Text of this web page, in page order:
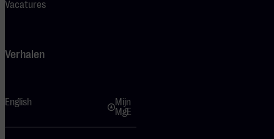
Vacatures
Verhalen
English
Mijn
MgE